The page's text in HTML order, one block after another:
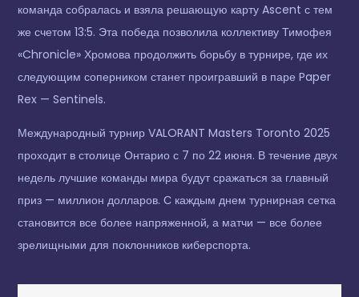
команда собралась и взяла решающую карту Ascent с тем
же счетом 13:5. Эта победа позволила коллективу Тимофея
«Chronicle» Хромова продолжить борьбу в турнире, где их
следующим соперником станет проигравший в паре Paper
Rex — Sentinels.
Международный турнир VALORANT Masters Toronto 2025
проходит в столице Онтарио с 7 по 22 июня. В течение двух
недель лучшие команды мира будут сражаться за главный
приз — миллион долларов. С каждым днем турнирная сетка
становится все более напряженной, а матчи — все более
зрелищными для поклонников киберспорта.